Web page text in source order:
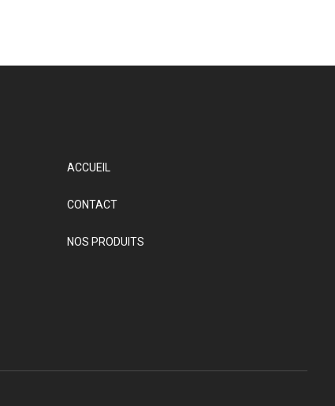
ACCUEIL
CONTACT
NOS PRODUITS